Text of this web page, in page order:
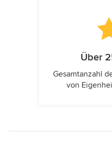
Über
Gesamtanzahl
von